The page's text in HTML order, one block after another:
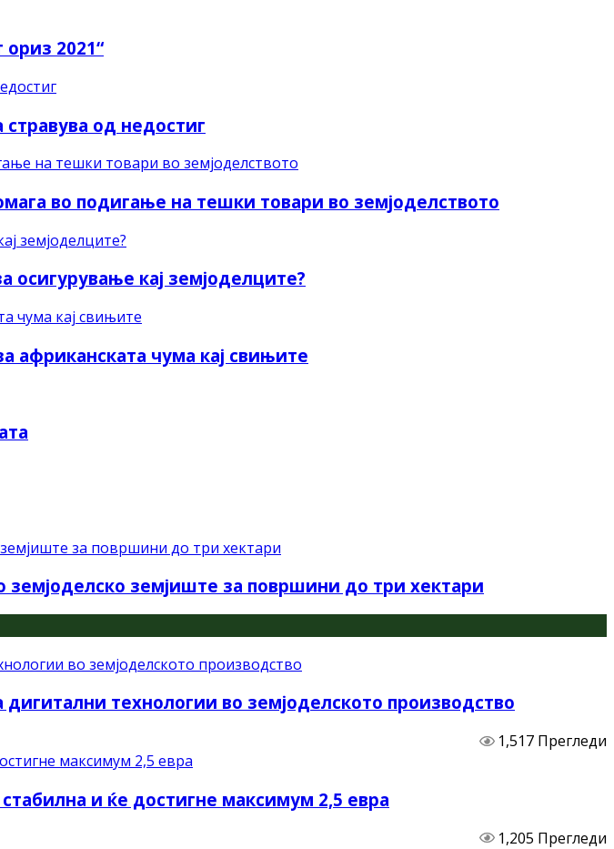
2021“
од недостиг
во подигање на тешки товари во земјоделството
кај земјоделците?
африканската чума кај свињите
земјиште за површини дo три хектари
технологии во земјоделското производство
1,517 Прегледи
и ќе достигне максимум 2,5 евра
1,205 Прегледи